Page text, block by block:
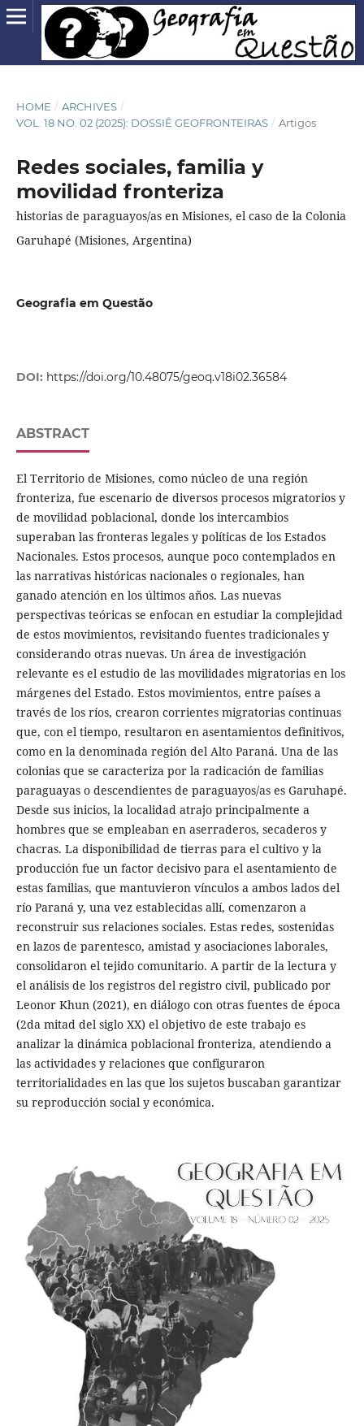
HOME / ARCHIVES /
VOL. 18 NO. 02 (2025): DOSSIÊ GEOFRONTEIRAS / Artigos
Redes sociales, familia y
movilidad fronteriza
historias de paraguayos/as en Misiones, el caso de la Colonia
Garuhapé (Misiones, Argentina)
Geografia em Questão
DOI: https://doi.org/10.48075/geoq.v18i02.36584
ABSTRACT
El Territorio de Misiones, como núcleo de una región
fronteriza, fue escenario de diversos procesos migratorios y
de movilidad poblacional, donde los intercambios
superaban las fronteras legales y políticas de los Estados
Nacionales. Estos procesos, aunque poco contemplados en
las narrativas históricas nacionales o regionales, han
ganado atención en los últimos años. Las nuevas
perspectivas teóricas se enfocan en estudiar la complejidad
de estos movimientos, revisitando fuentes tradicionales y
considerando otras nuevas. Un área de investigación
relevante es el estudio de las movilidades migratorias en los
márgenes del Estado. Estos movimientos, entre países a
través de los ríos, crearon corrientes migratorias continuas
que, con el tiempo, resultaron en asentamientos definitivos,
como en la denominada región del Alto Paraná. Una de las
colonias que se caracteriza por la radicación de familias
paraguayas o descendientes de paraguayos/as es Garuhapé.
Desde sus inicios, la localidad atrajo principalmente a
hombres que se empleaban en aserraderos, secaderos y
chacras. La disponibilidad de tierras para el cultivo y la
producción fue un factor decisivo para el asentamiento de
estas familias, que mantuvieron vínculos a ambos lados del
río Paraná y, una vez establecidas allí, comenzaron a
reconstruir sus relaciones sociales. Estas redes, sostenidas
en lazos de parentesco, amistad y asociaciones laborales,
consolidaron el tejido comunitario. A partir de la lectura y
el análisis de los registros del registro civil, publicado por
Leonor Khun (2021), en diálogo con otras fuentes de época
(2da mitad del siglo XX) el objetivo de este trabajo es
analizar la dinámica poblacional fronteriza, atendiendo a
las actividades y relaciones que configuraron
territorialidades en las que los sujetos buscaban garantizar
su reproducción social y económica.